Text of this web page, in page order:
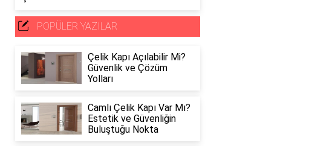
POPÜLER YAZILAR
Çelik Kapı Açılabilir Mi?
Güvenlik ve Çözüm
Yolları
Camlı Çelik Kapı Var Mı?
Estetik ve Güvenliğin
Buluştuğu Nokta